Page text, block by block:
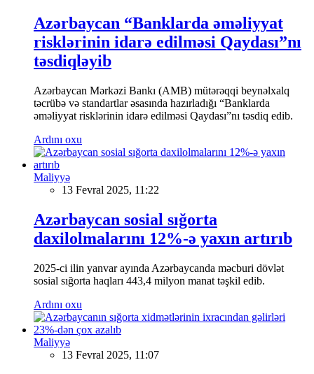
Azərbaycan “Banklarda əməliyyat
risklərinin idarə edilməsi Qaydası”nı
təsdiqləyib
Azərbaycan Mərkəzi Bankı (AMB) mütərəqqi beynəlxalq
təcrübə və standartlar əsasında hazırladığı “Banklarda
əməliyyat risklərinin idarə edilməsi Qaydası”nı təsdiq edib.
Ardını oxu
Maliyyə
13 Fevral 2025, 11:22
Azərbaycan sosial sığorta
daxilolmalarını 12%-ə yaxın artırıb
2025-ci ilin yanvar ayında Azərbaycanda məcburi dövlət
sosial sığorta haqları 443,4 milyon manat təşkil edib.
Ardını oxu
Maliyyə
13 Fevral 2025, 11:07